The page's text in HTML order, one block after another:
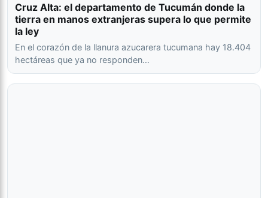
Cruz Alta: el departamento de Tucumán donde la
tierra en manos extranjeras supera lo que permite
la ley
En el corazón de la llanura azucarera tucumana hay 18.404
hectáreas que ya no responden…